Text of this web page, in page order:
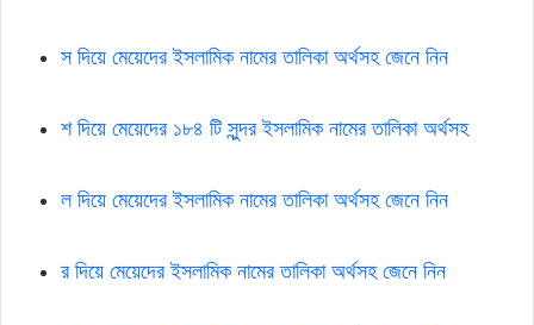
স দিয়ে মেয়েদের ইসলামিক নামের তালিকা অর্থসহ জেনে নিন
শ দিয়ে মেয়েদের ১৮৪ টি সুন্দর ইসলামিক নামের তালিকা অর্থসহ
ল দিয়ে মেয়েদের ইসলামিক নামের তালিকা অর্থসহ জেনে নিন
র দিয়ে মেয়েদের ইসলামিক নামের তালিকা অর্থসহ জেনে নিন